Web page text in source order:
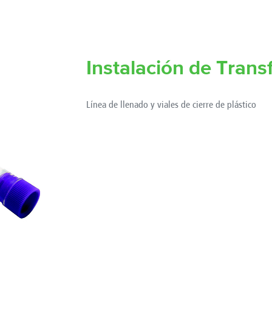
Instalación de
Línea de llenado y viales de cierre de plástico